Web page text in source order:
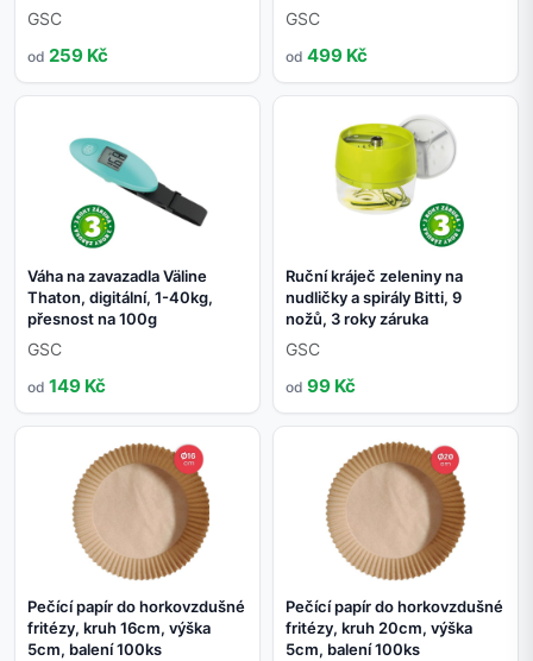
GSC
od 259 Kč
GSC
od 499 Kč
Váha na zavazadla Väline
Thaton, digitální, 1-40kg,
přesnost na 100g
GSC
od 149 Kč
Ruční kráječ zeleniny na
nudličky a spirály Bitti, 9
nožů, 3 roky záruka
GSC
od 99 Kč
Pečící papír do horkovzdušné
fritézy, kruh 16cm, výška
5cm, balení 100ks
Pečící papír do horkovzdušné
fritézy, kruh 20cm, výška
5cm, balení 100ks